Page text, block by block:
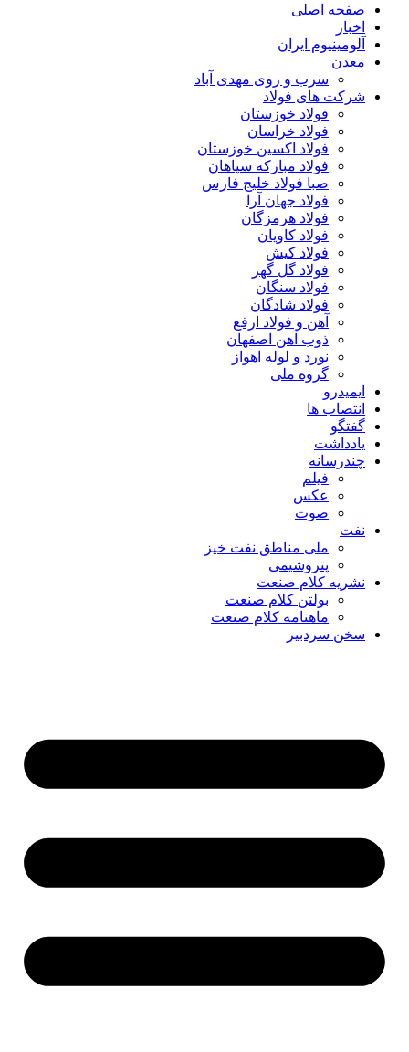
صفحه اصلی
اخبار
آلومینیوم ایران
معدن
سرب و روی مهدی آباد
شرکت های فولاد
فولاد خوزستان
فولاد خراسان
فولاد اکسین خوزستان
فولاد مبارکه سپاهان
صبا فولاد خلیج فارس
فولاد جهان آرا
فولاد هرمزگان
فولاد کاویان
فولاد کیش
فولاد گل گهر
فولاد سنگان
فولاد شادگان
آهن و فولاد ارفع
ذوب آهن اصفهان
نورد و لوله اهواز
گروه ملی
ایمیدرو
انتصاب ها
گفتگو
یادداشت
چندرسانه
فیلم
عکس
صوت
نفت
ملی مناطق نفت خیز
پتروشیمی
نشریه کلام صنعت
بولتن کلام صنعت
ماهنامه کلام صنعت
سخن سردبیر